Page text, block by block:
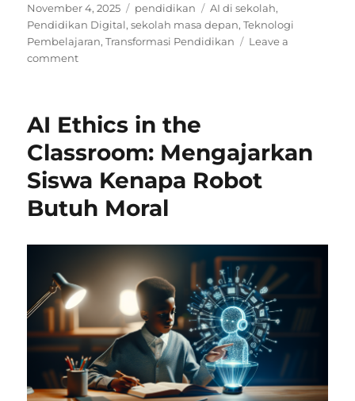
Posted
on
November 4, 2025 Categories
pendidikan Tags
AI di sekolah,
Pendidikan Digital,sekolah masa depan,Teknologi
Pembelajaran,Transformasi Pendidikan
Leave a
commenton
Teknologi
Indonesia
2025:
Pendidikan
Semakin
AI Ethics in the
Classroom: Mengajarkan
Siswa Kenapa Robot
Butuh Moral